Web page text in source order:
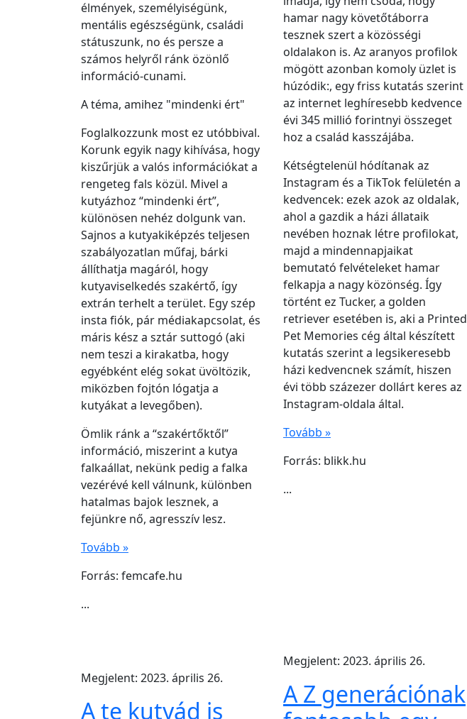
élmények, személyiségünk,
mentális egészségünk, családi
státuszunk, no és persze a
számos helyről ránk özönlő
információ-cunami.
A téma, amihez "mindenki ért"
Foglalkozzunk most ez utóbbival.
Korunk egyik nagy kihívása, hogy
kiszűrjük a valós információkat a
rengeteg fals közül. Mivel a
kutyázhoz “mindenki ért”,
különösen nehéz dolgunk van.
Sajnos a kutyakiképzés teljesen
szabályozatlan műfaj, bárki
állíthatja magáról, hogy
kutyaviselkedés szakértő, így
extrán terhelt a terület. Egy szép
insta fiók, pár médiakapcsolat, és
máris kész a sztár suttogó (aki
nem teszi a kirakatba, hogy
egyébként elég sokat üvöltözik,
miközben fojtón lógatja a
kutyákat a levegőben).
Ömlik ránk a “szakértőktől”
információ, miszerint a kutya
falkaállat, nekünk pedig a falka
vezérévé kell válnunk, különben
hatalmas bajok lesznek, a
fejünkre nő, agresszív lesz.
Tovább »
Forrás: femcafe.hu
...
hamar nagy követőtáborra
tesznek szert a közösségi
oldalakon is. Az aranyos profilok
mögött azonban komoly üzlet is
húzódik:, egy friss kutatás szerint
az internet leghíresebb kedvence
évi 345 millió forintnyi összeget
hoz a család kasszájába.
Kétségtelenül hódítanak az
Instagram és a TikTok felületén a
kedvencek: ezek azok az oldalak,
ahol a gazdik a házi állataik
nevében hoznak létre profilokat,
majd a mindennapjaikat
bemutató felvételeket hamar
felkapja a nagy közönség. Így
történt ez Tucker, a golden
retriever esetében is, aki a Printed
Pet Memories cég által készített
kutatás szerint a legsikeresebb
házi kedvencnek számít, hiszen
évi több százezer dollárt keres az
Instagram-oldala által.
Tovább »
Forrás: blikk.hu
...
Megjelent: 2023. április 26.
A te kutyád is
Megjelent: 2023. április 26.
A Z generációnak